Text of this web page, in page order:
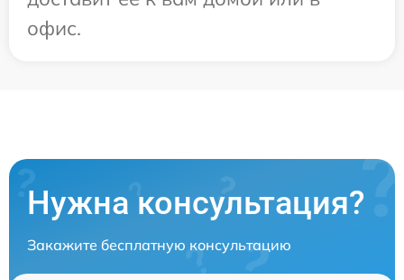
офис.
Нужна консультация?
Закажите бесплатную консультацию